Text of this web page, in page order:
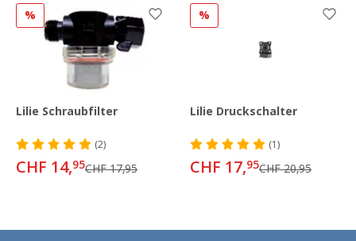
%
Lilie Schraubfilter
(2)
CHF 14,95CHF 17,95
%
Lilie Druckschalter
(1)
CHF 17,95CHF 20,95